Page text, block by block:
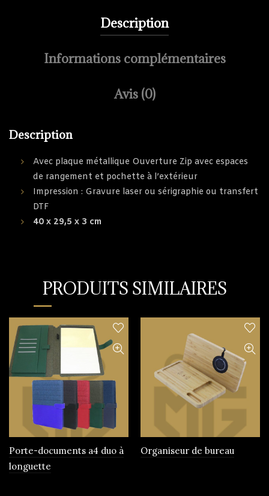
Description
Informations complémentaires
Avis (0)
Description
Avec plaque métallique Ouverture Zip avec espaces
de rangement et pochette à l’extérieur
Impression : Gravure laser ou sérigraphie ou transfert
DTF
40 x 29,5 x 3 cm
PRODUITS SIMILAIRES
Porte-documents a4 duo à
longuette
Organiseur de bureau